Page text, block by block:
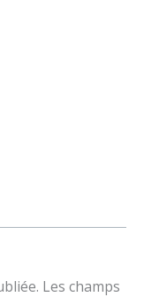
Les champs